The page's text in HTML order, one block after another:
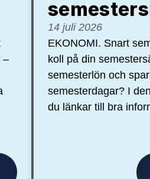
–
14 juli 2026
EKONOMI. Snart
koll på din
semesterlön och
semesterdagar? I
du länkar till bra